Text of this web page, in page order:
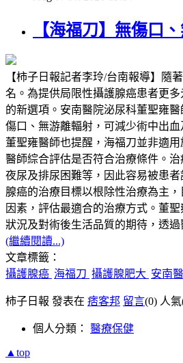
【海福刀】無傷口
【柿子日報記者李玲/台南報導】隨
名。為提供局限性攝護腺癌患者更
的新選項。安南醫院泌尿科董聖雍
傷口、無游離輻射，可減少術中出
董聖雍醫師也提醒，海福刀並非適
醫師綜合評估是否符合治療條件。
夜尿及排尿困難等，因此容易被患
腺癌的治療目標以根除性治療為主
因素，評估最適合的治療方式。董
狀況及對術後生活品質的期待，透
(繼續閱讀...)
文章標籤：
攝護腺癌 海福刀 攝護腺肥大 安南
柿子日報 發表在 痞客邦 留言(0) 人
個人分類： 醫療保健
▲top